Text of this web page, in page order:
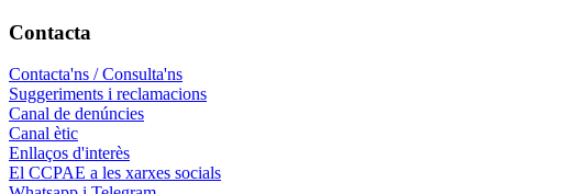
Contacta
Contacta'ns / Consulta'ns
Suggeriments i reclamacions
Canal de denúncies
Canal ètic
Enllaços d'interès
El CCPAE a les xarxes socials